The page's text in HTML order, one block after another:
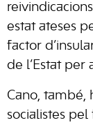
estat ateses
factor
de l’Estat per
Cano, també,
socialistes